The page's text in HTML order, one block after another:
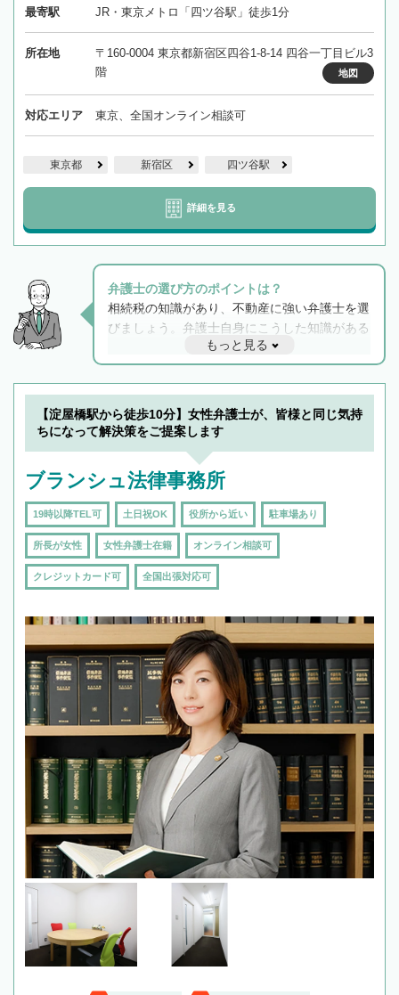
最寄駅 JR・東京メトロ「四ツ谷駅」徒歩1分
所在地
〒160-0004 東京都新宿区四谷1-8-14 四谷一丁目ビル3
階
地図
対応エリア 東京、全国オンライン相談可
東京都 新宿区 四ツ谷駅
詳細を見る
弁護士の選び方のポイントは？
相続税の知識があり、不動産に強い弁護士を選
びましょう。弁護士自身にこうした知識がある
と他士業との連携もスムーズに進み、トラブル
解決のみならず相続をトータルで任せることが
できます。また、相続は感情がからむ分野なの
でフィーリングも重要です。実際に電話や面談
で複数の弁護士と会話をしてウマが合う方に依
もっと見る
【淀屋橋駅から徒歩10分】女性弁護士が、皆様と同じ気持
ちになって解決策をご提案します
ブランシュ法律事務所
19時以降TEL可 土日祝OK 役所から近い 駐車場あり
所長が女性 女性弁護士在籍 オンライン相談可
クレジットカード可 全国出張対応可